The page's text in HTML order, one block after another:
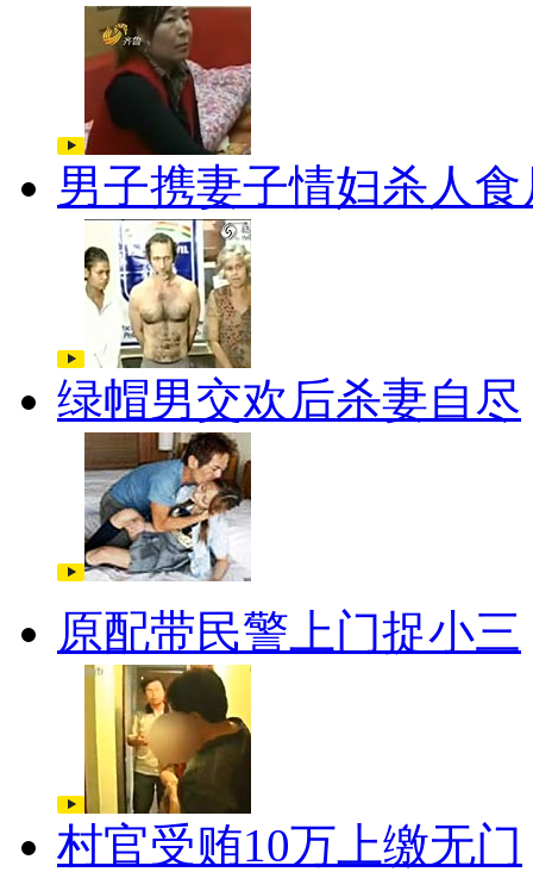
男子携妻子情妇杀人食
绿帽男交欢后杀妻自尽
原配带民警上门捉小三
村官受贿10万上缴无门